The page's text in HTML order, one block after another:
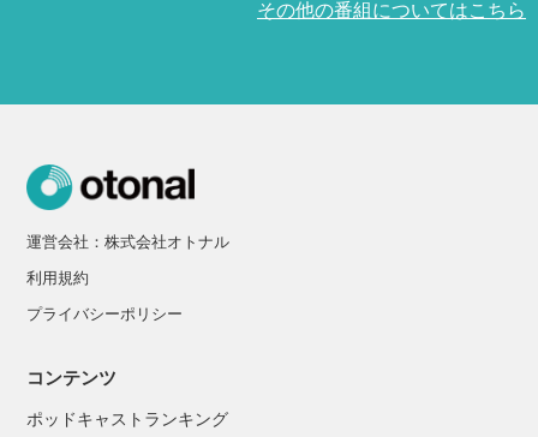
その他の番組についてはこちら
運営会社：株式会社オトナル
利用規約
プライバシーポリシー
コンテンツ
ポッドキャストランキング